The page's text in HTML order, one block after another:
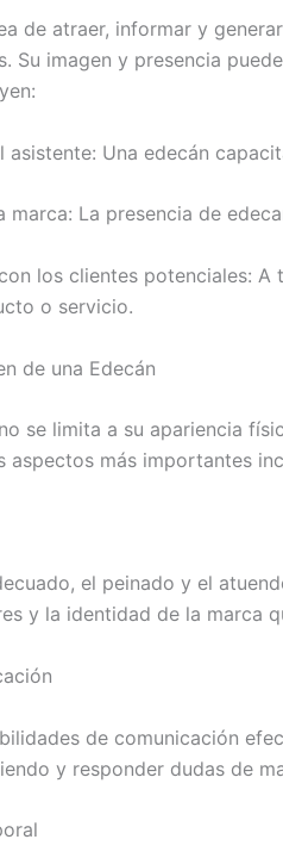
de atraer, informar y
Su imagen y presencia
asistente: Una edecán
marca: La presencia de
los clientes potenciales:
o servicio.
de una Edecán
se limita a su apariencia
aspectos más importantes
el peinado y el
y la identidad de la marca
de comunicación
y responder dudas de